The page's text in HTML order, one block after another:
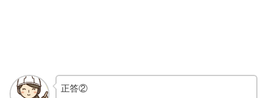
正答②